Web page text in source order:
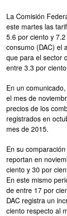
La Comisión
este martes las
5.6 por ciento y
consumo (DAC) el
que para el sector
entre 3.3 por
En un
el mes de
precios de los
registrados en
mes de 2015.
En su
reportan en
ciento y 30 por
En este mismo
de entre 17 por
DAC registra un
ciento respecto al